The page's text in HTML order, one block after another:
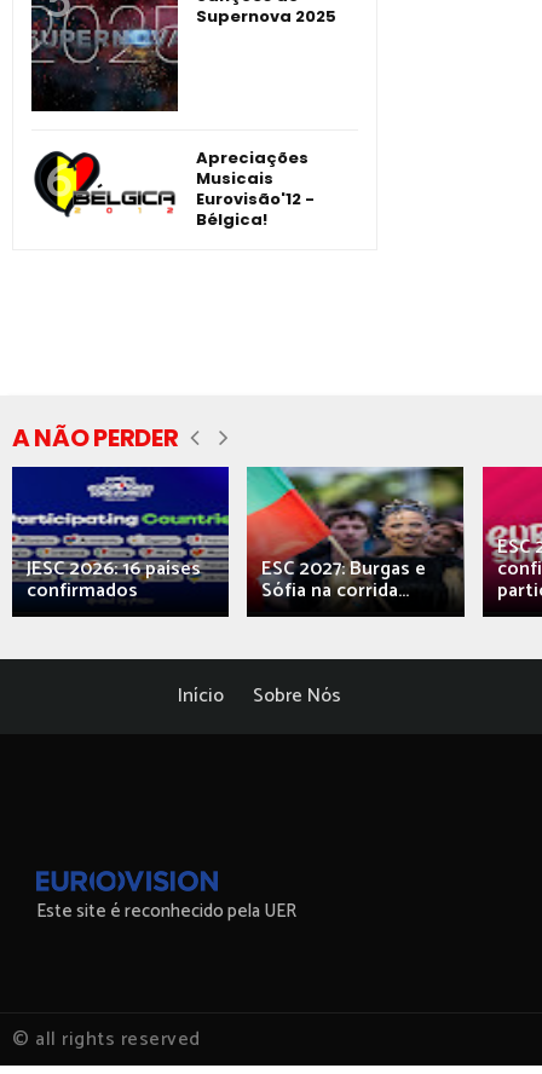
Supernova 2025
Apreciações
Musicais
Eurovisão'12 -
Bélgica!
A NÃO PERDER
JESC 2026: 16 países
confirmados
ESC 2027: Burgas e
Sófia na corrida...
ESC
Início Sobre Nós
Este site é reconhecido pela UER
© all rights reserved